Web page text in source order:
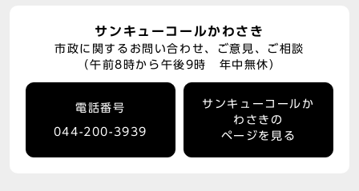
サンキューコールかわさき
市政に関するお問い合わせ、ご意見、ご相談
（午前8時から午後9時 年中無休）
電話番号
044-200-3939
サンキューコールか
わさきの
ページを見る